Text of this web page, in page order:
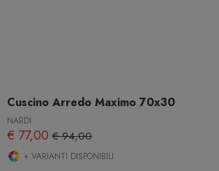
Cuscino Arredo Maximo 70x30
NARDI
€ 77,00 € 94,00
+ VARIANTI DISPONIBILI